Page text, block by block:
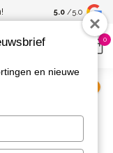
Spaar voor
kortingen
5.0 /5.0
0
en nieuwe